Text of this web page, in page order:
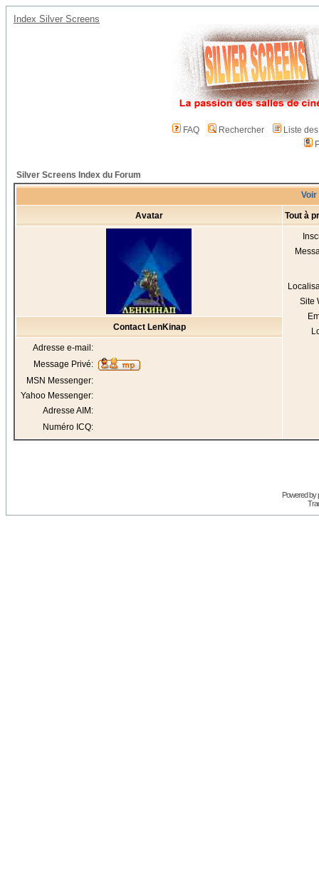
Index Silver Screens
FAQ Rechercher
Liste
Silver Screens Index du Forum
Voir
Avatar Tout à
Site
Contact LenKinap
Adresse e-mail:
Message Privé:
MSN Messenger:
Yahoo Messenger:
Adresse AIM:
Numéro ICQ:
Powered by